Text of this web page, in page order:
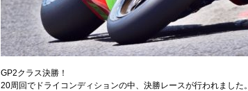
GP2クラス決勝！
20周回でドライコンディションの中、決勝レースが行われました。